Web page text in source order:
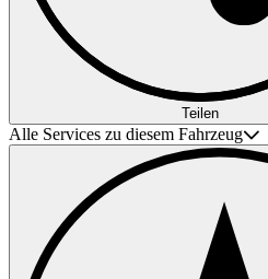
Teilen
Alle Services zu diesem Fahrzeug